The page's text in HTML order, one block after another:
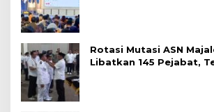
Rotasi Mutasi ASN
Libatkan 145 Pejabat,